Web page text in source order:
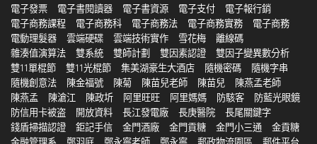
電子發票
電子書閱讀器 電子書資源 電子支付
電子報行銷
電子商務課程
電子商務科 電子商務法 電子商務實務
電子商務
電動理髮器
雲端硬碟 雲端技術實作 雪花梅
離線碼
雜湊值演算法
雙系統 雙師計劃 雙因素認證
雙因子變異數分析
雙11單棍節
雙11光棍節 集美湖豪生大酒店 隨機密碼
隨機字串
隨機創意法
陳金福號 陳菊 陳苗兒老師 陳苗兒
陳燕孟老師
陳燕孟
陳滄江 陳政圻 阿里旺旺 阿里媽媽 防駭客
防藍光眼鏡
防信用卡被盗
開放資料 長江發電廠 長庚醫院
長尾關鍵字
錢盾掃描認證
鉅記手信 金門酒廠 金門貢糖 金門小三通
金貢糖
金融管理系
鄭羽庭 鄭永寧老師 鄭永寧 郵政物流園區
郵件平台